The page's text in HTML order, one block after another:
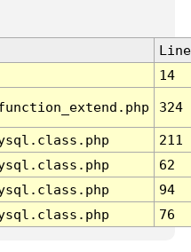
Line
14
324
211
62
94
76